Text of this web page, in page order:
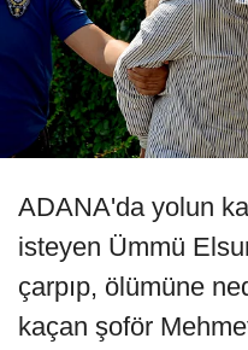
ADANA'da yolun
isteyen Ümmü
çarpıp, ölümüne
kaçan şoför